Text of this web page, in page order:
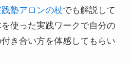
塾アロンの杖でも解説して
使った実践ワークで自分の
き合い方を体感してもらい